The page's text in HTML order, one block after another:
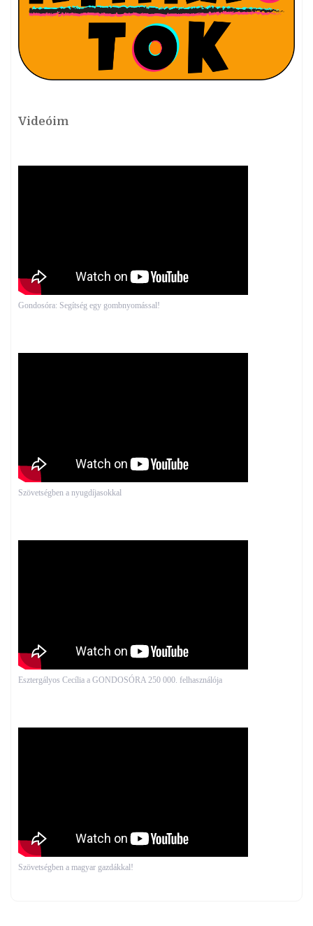
Videóim
Gondosóra: Segítség egy gombnyomással!
Szövetségben a nyugdíjasokkal
Esztergályos Cecília a GONDOSÓRA 250 000. felhasználója
Szövetségben a magyar gazdákkal!